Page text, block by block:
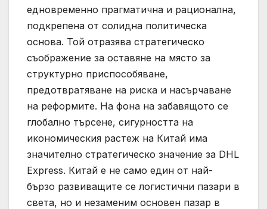
едновременно прагматична и рационална,
подкрепена от солидна политическа
основа. Той отразява стратегическо
съображение за оставяне на място за
структурно приспособяване,
предотвратяване на риска и насърчаване
на реформите. На фона на забавящото се
глобално търсене, сигурността на
икономическия растеж на Китай има
значително стратегическо значение за DHL
Express. Китай е не само един от най-
бързо развиващите се логистични пазари в
света, но и незаменим основен пазар в